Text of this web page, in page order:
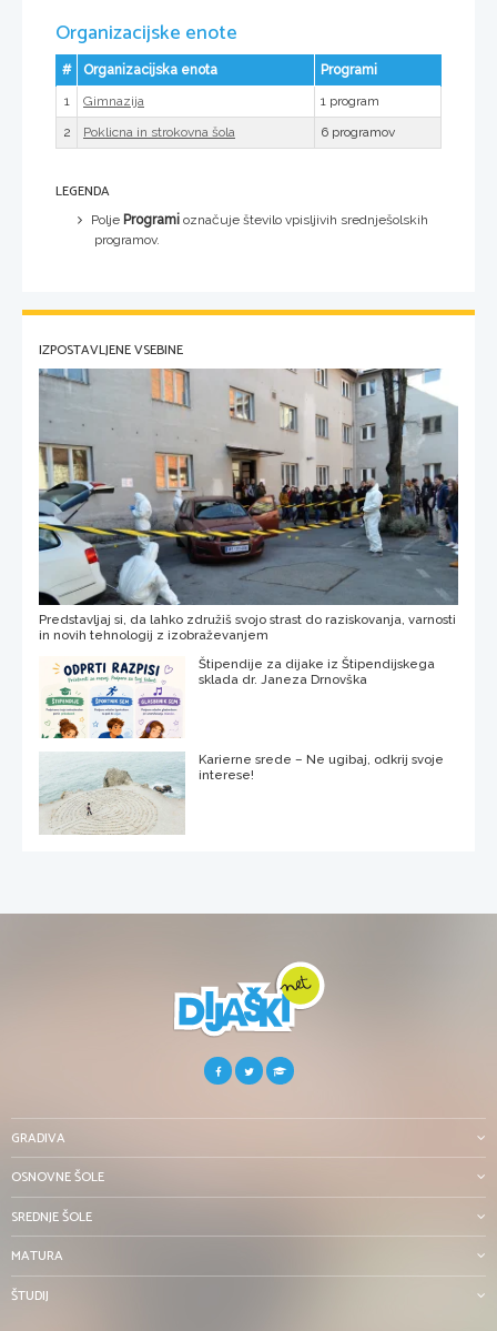
Organizacijske enote
# Organizacijska enota
Programi
1
Gimnazija
1 program
2
Poklicna in strokovna šola 6 programov
LEGENDA
Polje Programi označuje število vpisljivih srednješolskih
programov.
IZPOSTAVLJENE VSEBINE
Predstavljaj si, da lahko združiš svojo strast do raziskovanja, varnosti
in novih tehnologij z izobraževanjem
Štipendije za dijake iz Štipendijskega
sklada dr. Janeza Drnovška
Karierne srede – Ne ugibaj, odkrij svoje
interese!
GRADIVA
OSNOVNE ŠOLE
SREDNJE ŠOLE
MATURA
ŠTUDIJ